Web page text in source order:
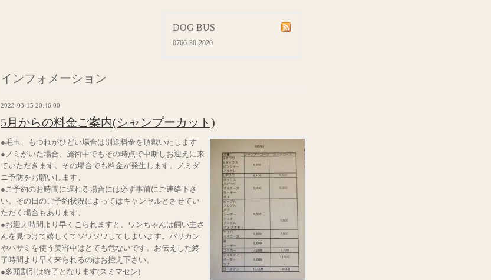
DOG BUS
0766-30-2020
インフォメーション
2023-03-15 20:46:00
5月からの料金ご案内(シャンプーカット)
●毛玉、もつれがひどい場合は別途料金を頂戴いたします
●ノミがいた場合、施術中でもその時点で中断しお迎えに来
ていただきます。その場合でも料金が発生します。ノミダ
ニ予防をお願いします。
●ご予約のお時間に遅れる場合には必ず事前にご連絡下さ
い。その日のご予約状況によってはキャンセルとさせてい
ただく場合もあります。
●お迎え時間より早くこられますと、ワンちゃんは飼い主さ
んを見つけて嬉しくてソワソワしてしまいます。バリカン
やハサミを使う美容中はとても危ないです。お伝えした終
了時間より早く来られるのはお控え下さい。
●多頭割引は終了となります(スミマセン)